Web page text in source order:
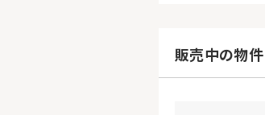
販売中の物件